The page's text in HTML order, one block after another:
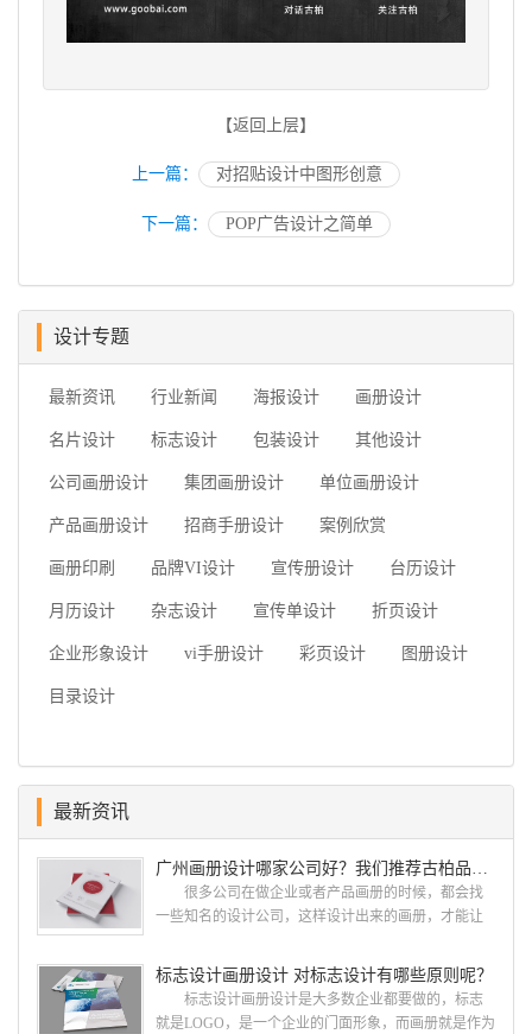
【返回上层】
上一篇： 对招贴设计中图形创意
下一篇： POP广告设计之简单
设计专题
最新资讯 行业新闻 海报设计 画册设计
名片设计 标志设计 包装设计 其他设计
公司画册设计 集团画册设计 单位画册设计
产品画册设计 招商手册设计 案例欣赏
画册印刷 品牌VI设计 宣传册设计 台历设计
月历设计 杂志设计 宣传单设计 折页设计
企业形象设计 vi手册设计 彩页设计 图册设计
目录设计
最新资讯
广州画册设计哪家公司好？我们推荐古柏品牌设计
很多公司在做企业或者产品画册的时候，都会找
一些知名的设计公司，这样设计出来的画册，才能让
就给大家说说广州画册设计找哪家公司。 广州画
册设计哪家公司好？本地人都会选择古柏品牌设
计 广州古柏品牌设计有限公司成立于2004年，是
标志设计画册设计 对标志设计有哪些原则呢？
标志设计画册设计是大多数企业都要做的，标志
就是LOGO，是一个企业的门面形象，而画册就是作为